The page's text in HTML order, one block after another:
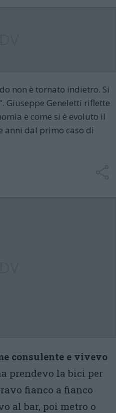
non è tornato indietro. Si
Giuseppe Geneletti riflette
e come si è evoluto il
anni dal primo caso di
consulente e vivevo
prendevo la bici per
fianco a fianco
al bar, poi metro o